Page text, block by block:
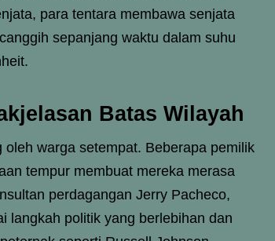
para tentara membawa senjata
sepanjang waktu dalam suhu
Batas Wilayah
warga setempat. Beberapa pemilik
tempur membuat mereka merasa
perdagangan Jerry Pacheco,
langkah politik yang berlebihan dan